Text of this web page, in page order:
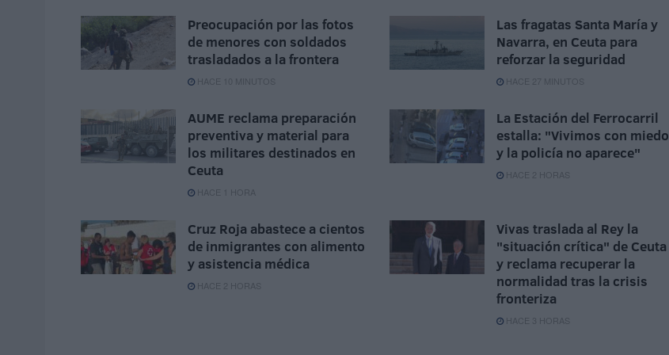
Preocupación por las fotos
de menores con soldados
trasladados a la frontera
HACE 10 MINUTOS
Las fragatas Santa María y
Navarra, en Ceuta para
reforzar la seguridad
HACE 27 MINUTOS
AUME reclama preparación
preventiva y material para
los militares destinados en
Ceuta
HACE 1 HORA
La Estación del Ferrocarril
estalla: "Vivimos con miedo
y la policía no aparece"
HACE 2 HORAS
Cruz Roja abastece a cientos
de inmigrantes con alimento
y asistencia médica
HACE 2 HORAS
Vivas traslada al Rey la
"situación crítica" de Ceuta
y reclama recuperar la
normalidad tras la crisis
fronteriza
HACE 3 HORAS